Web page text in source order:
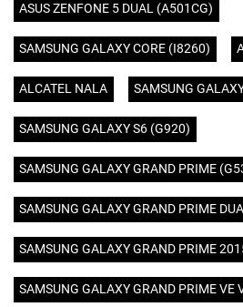
ASUS ZENFONE 5 DUAL (A501CG)
SAMSUNG GALAXY CORE (I8260)
ALCATEL NALA SAMSUNG
SAMSUNG GALAXY S6 (G920)
SAMSUNG GALAXY GRAND PRIME
SAMSUNG GALAXY GRAND PRIME
SAMSUNG GALAXY GRAND PRIME
SAMSUNG GALAXY GRAND PRIME VE